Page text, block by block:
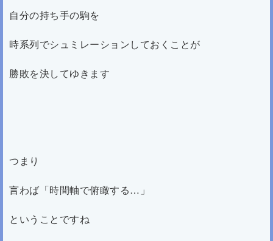
自分の持ち手の駒を
時系列でシュミレーションしておくことが
勝敗を決してゆきます
つまり
言わば「時間軸で俯瞰する…」
ということですね